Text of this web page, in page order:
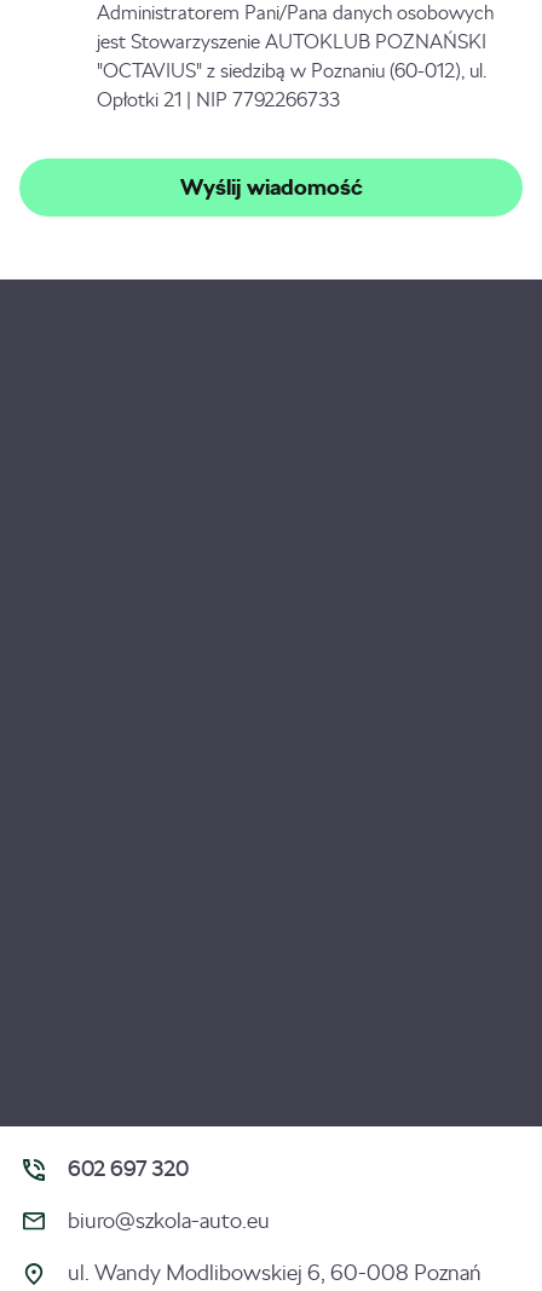
Administratorem Pani/Pana danych osobowych
jest Stowarzyszenie AUTOKLUB POZNAŃSKI
"OCTAVIUS" z siedzibą w Poznaniu (60-012), ul.
Opłotki 21 | NIP 7792266733
602 697 320
biuro@szkola-auto.eu
ul. Wandy Modlibowskiej 6, 60-008 Poznań